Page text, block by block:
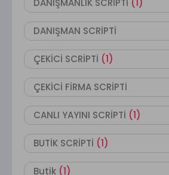
DANIŞMANLIK SCRİPTİ (1)
DANIŞMAN SCRİPTİ
ÇEKİCİ SCRİPTİ (1)
ÇEKİCİ FİRMA SCRİPTİ
CANLI YAYINI SCRİPTİ (1)
BUTİK SCRİPTİ (1)
Butik (1)